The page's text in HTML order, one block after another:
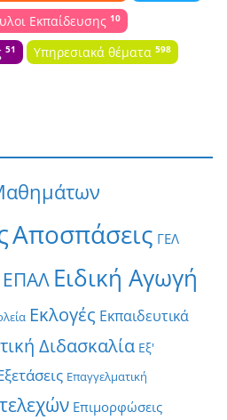
Εκπαίδευσης 10
51 Υπηρεσιακά θέματα 598
Αποσπάσεις ΓΕΛ
ΕΠΑΛ Ειδική Αγωγή
Εκλογές Εκπαιδευτικά
Διδασκαλία Εξ'
Επαγγελματική
Επιμορφώσεις